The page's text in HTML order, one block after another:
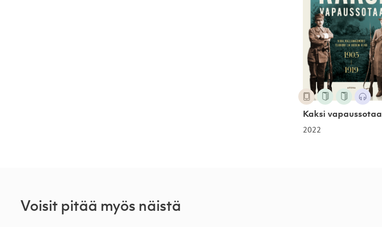
Kaksi vapaussotaa
2022
Voisit pitää myös näistä